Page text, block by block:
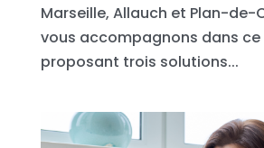
Marseille, Allauch et Plan-de-
vous accompagnons dans ce
proposant trois solutions...